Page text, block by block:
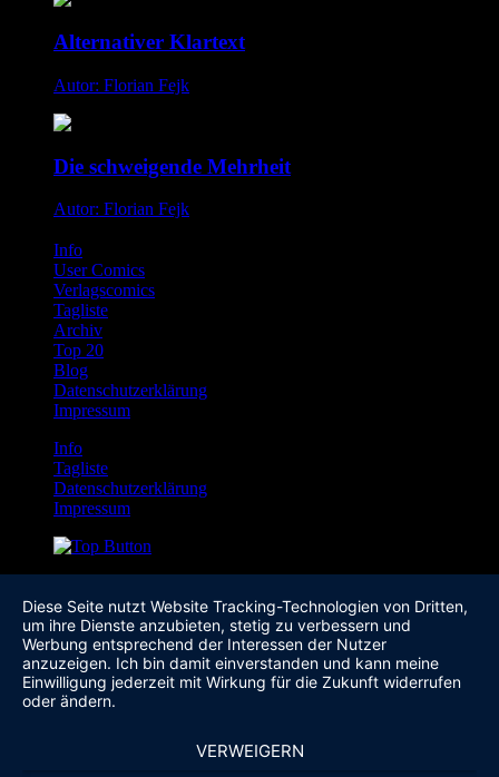
Alternativer Klartext
Autor: Florian Fejk
Die schweigende Mehrheit
Autor: Florian Fejk
Info
User Comics
Verlagscomics
Tagliste
Archiv
Top 20
Blog
Datenschutzerklärung
Impressum
Info
Tagliste
Datenschutzerklärung
Impressum
Diese Seite nutzt Website Tracking-Technologien von Dritten,
um ihre Dienste anzubieten, stetig zu verbessern und
Werbung entsprechend der Interessen der Nutzer
anzuzeigen. Ich bin damit einverstanden und kann meine
Einwilligung jederzeit mit Wirkung für die Zukunft widerrufen
oder ändern.
VERWEIGERN